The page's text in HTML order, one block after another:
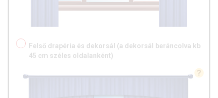
Felső drapéria és dekorsál (a dekorsál beráncolva kb
45 cm széles oldalanként)